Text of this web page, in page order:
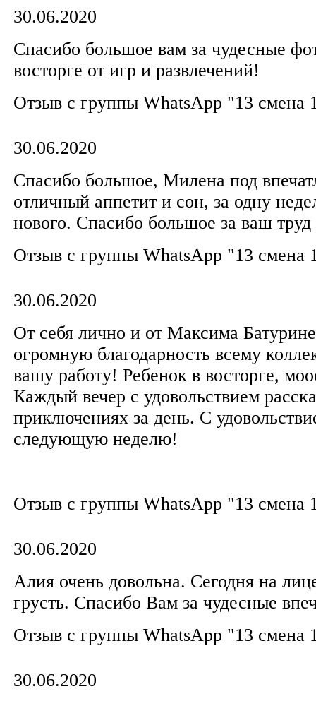
30.06.2020
Спасибо большое вам за чудесные
восторге от игр и развлечений!
Отзыв с группы WhatsApp "13 смена
30.06.2020
Спасибо большое, Милена под
отличный аппетит и сон, за одну
нового. Спасибо большое за ваш
Отзыв с группы WhatsApp "13 смена
30.06.2020
От себя лично и от Максима
огромную благодарность всему
вашу работу! Ребенок в восторге,
Каждый вечер с удовольствием
приключениях за день. С
следующую неделю!
Отзыв с группы WhatsApp "13 смена
30.06.2020
Алия очень довольна. Сегодня на
грусть. Спасибо Вам за чудесные
Отзыв с группы WhatsApp "13 смена
30.06.2020